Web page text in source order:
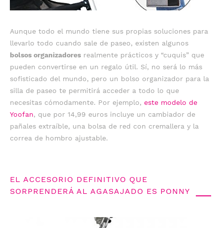
Aunque todo el mundo tiene sus propias soluciones para
llevarlo todo cuando sale de paseo, existen algunos
bolsos organizadores realmente prácticos y “cuquis” que
pueden convertirse en un regalo útil. Sí, no será lo más
sofisticado del mundo, pero un bolso organizador para la
silla de paseo te permitirá acceder a todo lo que
necesitas cómodamente. Por ejemplo, este modelo de
Yoofan, que por 14,99 euros incluye un cambiador de
pañales extraíble, una bolsa de red con cremallera y la
correa de hombro ajustable.
EL ACCESORIO DEFINITIVO QUE
SORPRENDERÁ AL AGASAJADO ES PONNY